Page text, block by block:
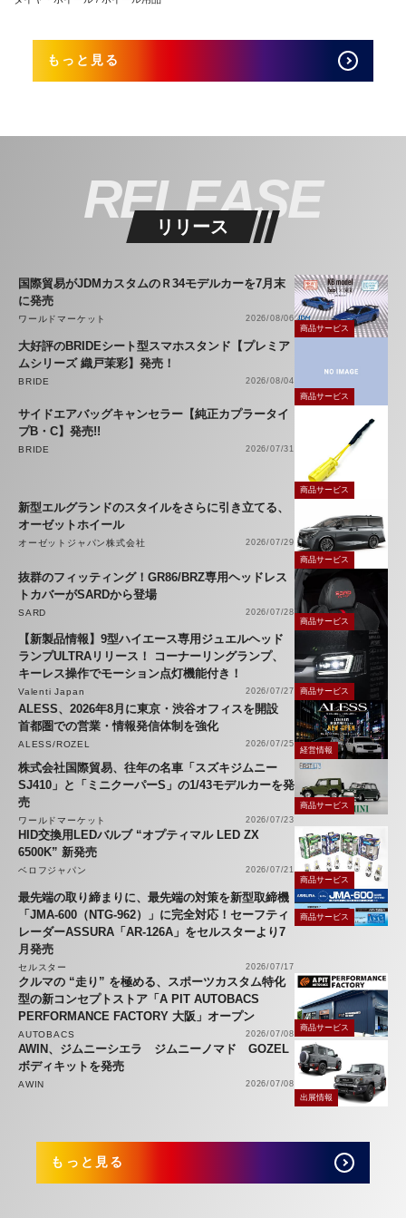
もっと見る
RELEASE
リリース
国際貿易がJDMカスタムのＲ34モデルカーを7月末
に発売
ワールドマーケット
2026/08/06
商品サービス
大好評のBRIDEシート型スマホスタンド【プレミア
ムシリーズ 織戸茉彩】発売！
BRIDE
2026/08/04
商品サービス
サイドエアバッグキャンセラー【純正カプラータイ
プB・C】発売!!
BRIDE 2026/07/31
商品サービス
新型エルグランドのスタイルをさらに引き立てる、
オーゼットホイール
オーゼットジャパン株式会社
2026/07/29
商品サービス
抜群のフィッティング！GR86/BRZ専用ヘッドレス
トカバーがSARDから登場
SARD
2026/07/28
商品サービス
【新製品情報】9型ハイエース専用ジュエルヘッド
ランプULTRAリリース！ コーナーリングランプ、
キーレス操作でモーション点灯機能付き！
Valenti Japan 2026/07/27 商品サービス
ALESS、2026年8月に東京・渋谷オフィスを開設
首都圏での営業・情報発信体制を強化
ALESS/ROZEL 2026/07/25
経営情報
株式会社国際貿易、往年の名車「スズキジムニー
SJ410」と「ミニクーパーS」の1/43モデルカーを発
売
ワールドマーケット 2026/07/23
商品サービス
HID交換用LEDバルブ “オプティマル LED ZX
6500K” 新発売
ベロフジャパン
2026/07/21
商品サービス
最先端の取り締まりに、最先端の対策を新型取締機
「JMA-600（NTG-962）」に完全対応！セーフティ
レーダーASSURA「AR-126A」をセルスターより7
月発売
セルスター 2026/07/17
商品サービス
クルマの “走り” を極める、スポーツカスタム特化
型の新コンセプトストア「A PIT AUTOBACS
PERFORMANCE FACTORY 大阪」オープン
AUTOBACS 2026/07/08
商品サービス
AWIN、ジムニーシエラ ジムニーノマド GOZEL
ボディキットを発売
AWIN
2026/07/08
出展情報
もっと見る